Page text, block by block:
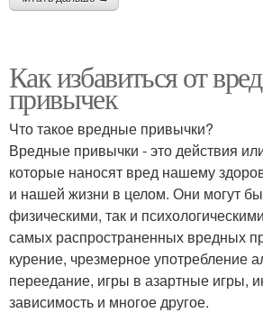
Как избавиться от
привычек
Что такое вредные привычки?
Вредные привычки - это действия
которые наносят вред нашему
и нашей жизни в целом. Они могут
физическими, так и
самых распространенных вредных
курение, чрезмерное употребление
переедание, игры в азартные игры,
зависимость и многое другое.